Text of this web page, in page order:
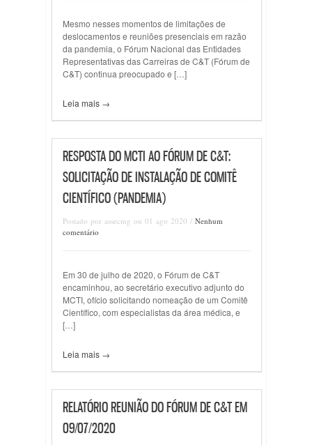
Mesmo nesses momentos de limitações de
deslocamentos e reuniões presenciais em razão
da pandemia, o Fórum Nacional das Entidades
Representativas das Carreiras de C&T (Fórum de
C&T) continua preocupado e […]
Leia mais →
RESPOSTA DO MCTI AO FÓRUM DE C&T:
SOLICITAÇÃO DE INSTALAÇÃO DE COMITÊ
CIENTÍFICO (PANDEMIA)
Postado por assecmg on 01 ago 2020 / Nenhum
comentário
Em 30 de julho de 2020, o Fórum de C&T
encaminhou, ao secretário executivo adjunto do
MCTI, ofício solicitando nomeação de um Comitê
Científico, com especialistas da área médica, e
[…]
Leia mais →
RELATÓRIO REUNIÃO DO FÓRUM DE C&T EM
09/07/2020